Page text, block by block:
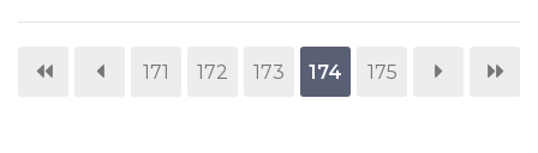
171 172 173 174 175